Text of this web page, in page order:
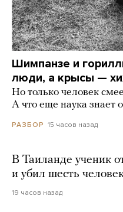
Шимпанзе и
люди, а крысы —
Но только человек
А что еще наука знает
РАЗБОР 15 часов назад
В Таиланде ученик
и убил шесть
19 часов назад